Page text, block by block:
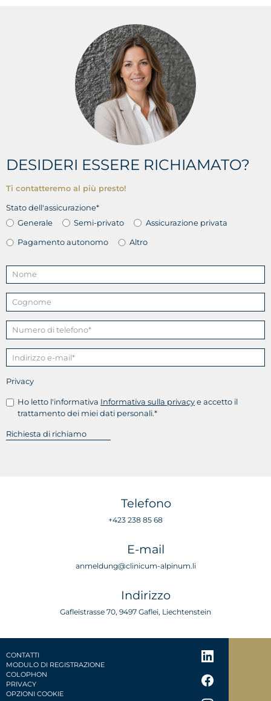
DESIDERI ESSERE RICHIAMATO?
Ti contatteremo al più presto!
Stato dell'assicurazione*
Generale
Semi-privato Assicurazione privata
Pagamento autonomo Altro
Privacy
Ho letto l'informativa Informativa sulla privacye accetto il
trattamento dei miei dati personali.*
Telefono
+423 238 85 68
E-mail
anmeldung@clinicum-alpinum.li
Indirizzo
Gafleistrasse 70, 9497 Gaflei, Liechtenstein
CONTATTI
MODULO DI REGISTRAZIONE
COLOPHON
PRIVACY
OPZIONI COOKIE